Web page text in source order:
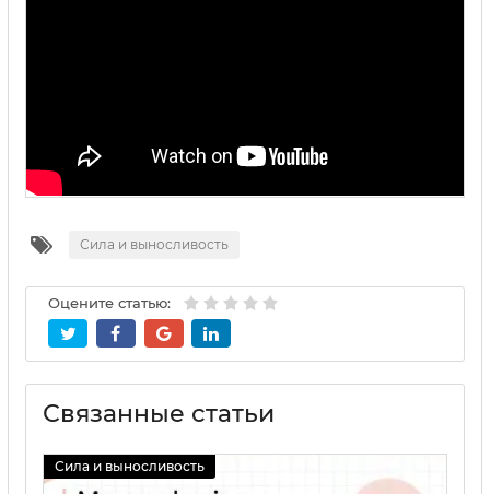
Сила и выносливость
Оцените статью:
Связанные статьи
Сила и выносливость